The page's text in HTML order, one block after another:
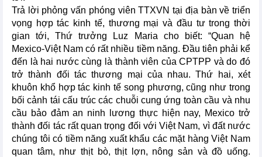
Trả lời phỏng vấn phóng viên TTXVN tại địa bàn về triển
vọng hợp tác kinh tế, thương mại và đầu tư trong thời
gian tới, Thứ trưởng Luz Maria cho biết: “Quan hệ
Mexico-Việt Nam có rất nhiều tiềm năng. Đầu tiên phải kể
đến là hai nước cùng là thành viên của CPTPP và do đó
trở thành đối tác thương mại của nhau. Thứ hai, xét
khuôn khổ hợp tác kinh tế song phương, cũng như trong
bối cảnh tái cấu trúc các chuỗi cung ứng toàn cầu và nhu
cầu bảo đảm an ninh lương thực hiện nay, Mexico trở
thành đối tác rất quan trọng đối với Việt Nam, vì đất nước
chúng tôi có tiềm năng xuất khẩu các mặt hàng Việt Nam
quan tâm, như thịt bò, thịt lợn, nông sản và đồ uống.